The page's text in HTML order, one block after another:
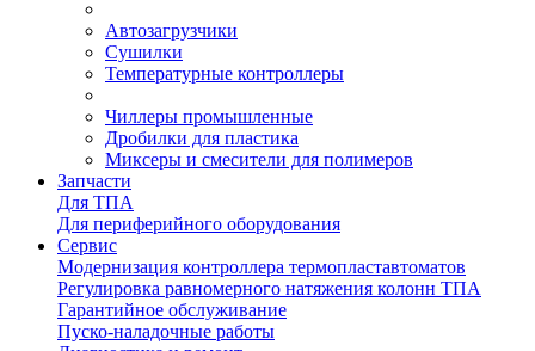
Автозагрузчики
Сушилки
Температурные контроллеры
Чиллеры промышленные
Дробилки для пластика
Миксеры и смесители для полимеров
Запчасти
Для ТПА
Для периферийного оборудования
Сервис
Модернизация контроллера термопластавтоматов
Регулировка равномерного натяжения колонн ТПА
Гарантийное обслуживание
Пуско-наладочные работы